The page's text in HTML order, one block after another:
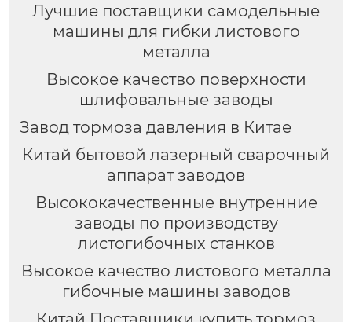
Лучшие поставщики самодельные
машины для гибки листового
металла
Высокое качество поверхности
шлифовальные заводы
Завод тормоза давления в Китае
Китай бытовой лазерный сварочный
аппарат заводов
Высококачественные внутренние
заводы по производству
листогибочных станков
Высокое качество листового металла
гибочные машины заводов